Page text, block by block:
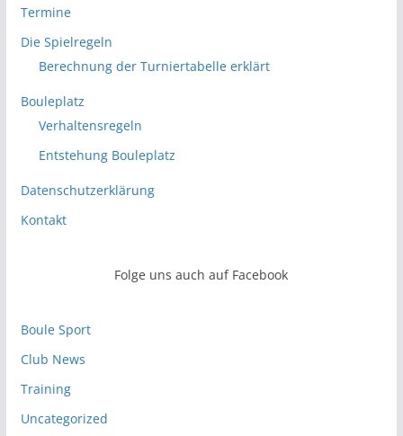
Termine
Die Spielregeln
Berechnung der Turniertabelle erklärt
Bouleplatz
Verhaltensregeln
Entstehung Bouleplatz
Datenschutzerklärung
Kontakt
Folge uns auch auf Facebook
Boule Sport
Club News
Training
Uncategorized